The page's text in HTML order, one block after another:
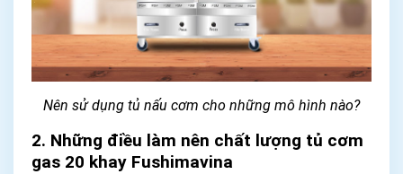
Nên sử dụng tủ nấu cơm cho những mô hình nào?
2. Những điều làm nên chất lượng tủ cơm
gas 20 khay Fushimavina